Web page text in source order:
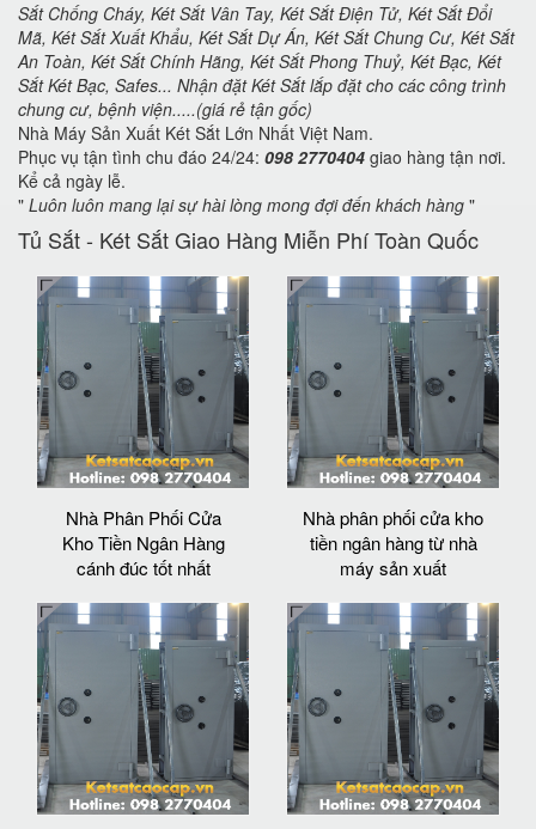
Sắt Chống Cháy, Két Sắt Vân Tay, Két Sắt Điện Tử, Két Sắt Đổi
Mã, Két Sắt Xuất Khẩu, Két Sắt Dự Án, Két Sắt Chung Cư, Két Sắt
An Toàn, Két Sắt Chính Hãng, Két Sắt Phong Thuỷ, Két Bạc, Két
Sắt Két Bạc, Safes... Nhận đặt Két Sắt lắp đặt cho các công trình
chung cư, bệnh viện.....(giá rẻ tận gốc)
Nhà Máy Sản Xuất Két Sắt Lớn Nhất Việt Nam.
Phục vụ tận tình chu đáo 24/24: 098 2770404 giao hàng tận nơi.
Kể cả ngày lễ.
" Luôn luôn mang lại sự hài lòng mong đợi đến khách hàng "
Tủ Sắt - Két Sắt Giao Hàng Miễn Phí Toàn Quốc
Nhà Phân Phối Cửa
Kho Tiền Ngân Hàng
cánh đúc tốt nhất
Nhà phân phối cửa kho
tiền ngân hàng từ nhà
máy sản xuất